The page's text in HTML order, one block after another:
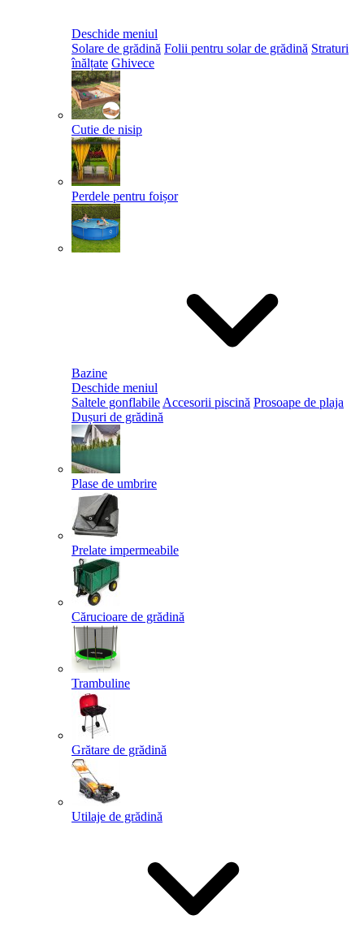
Deschide meniul
Solare de grădină Folii pentru solar de grădină Straturi
înălțate Ghivece
Cutie de nisip
Perdele pentru foișor
Bazine
Deschide meniul
Saltele gonflabile Accesorii piscină Prosoape de plaja
Dușuri de grădină
Plase de umbrire
Prelate impermeabile
Cărucioare de grădină
Trambuline
Grătare de grădină
Utilaje de grădină